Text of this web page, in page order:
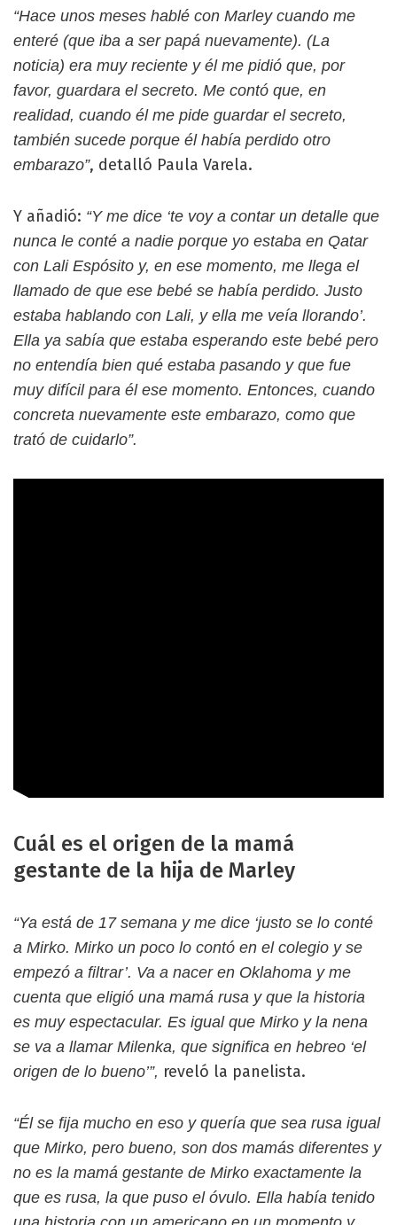
“Hace unos meses hablé con Marley cuando me
enteré (que iba a ser papá nuevamente). (La
noticia) era muy reciente y él me pidió que, por
favor, guardara el secreto. Me contó que, en
realidad, cuando él me pide guardar el secreto,
también sucede porque él había perdido otro
embarazo”, detalló Paula Varela.
Y añadió: “Y me dice ‘te voy a contar un detalle que
nunca le conté a nadie porque yo estaba en Qatar
con Lali Espósito y, en ese momento, me llega el
llamado de que ese bebé se había perdido. Justo
estaba hablando con Lali, y ella me veía llorando’.
Ella ya sabía que estaba esperando este bebé pero
no entendía bien qué estaba pasando y que fue
muy difícil para él ese momento. Entonces, cuando
concreta nuevamente este embarazo, como que
trató de cuidarlo”.
Cuál es el origen de la mamá
gestante de la hija de Marley
“Ya está de 17 semana y me dice ‘justo se lo conté
a Mirko. Mirko un poco lo contó en el colegio y se
empezó a filtrar’. Va a nacer en Oklahoma y me
cuenta que eligió una mamá rusa y que la historia
es muy espectacular. Es igual que Mirko y la nena
se va a llamar Milenka, que significa en hebreo ‘el
origen de lo bueno’”, reveló la panelista.
“Él se fija mucho en eso y quería que sea rusa igual
que Mirko, pero bueno, son dos mamás diferentes y
no es la mamá gestante de Mirko exactamente la
que es rusa, la que puso el óvulo. Ella había tenido